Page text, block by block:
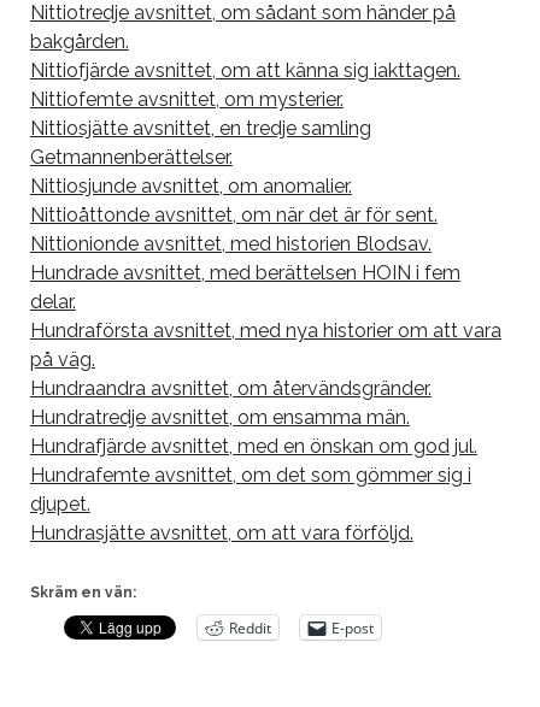
Nittiotredje avsnittet, om sådant som händer på
bakgården.
Nittiofjärde avsnittet, om att känna sig iakttagen.
Nittiofemte avsnittet, om mysterier.
Nittiosjätte avsnittet, en tredje samling
Getmannenberättelser.
Nittiosjunde avsnittet, om anomalier.
Nittioåttonde avsnittet, om när det är för sent.
Nittionionde avsnittet, med historien Blodsav.
Hundrade avsnittet, med berättelsen HOIN i fem
delar.
Hundraförsta avsnittet, med nya historier om att vara
på väg.
Hundraandra avsnittet, om återvändsgränder.
Hundratredje avsnittet, om ensamma män.
Hundrafjärde avsnittet, med en önskan om god jul.
Hundrafemte avsnittet, om det som gömmer sig i
djupet.
Hundrasjätte avsnittet, om att vara förföljd.
Skräm en vän:
Reddit E-post